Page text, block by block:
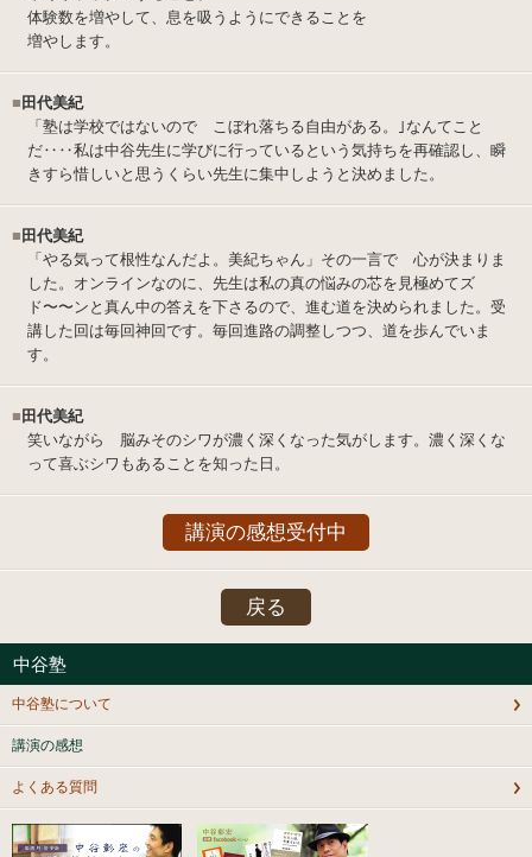
体験数を増やして、息を吸うようにできることを
増やします。
■ 田代美紀
「塾は学校ではないので こぼれ落ちる自由がある。｣なんてこと
だ‥‥私は中谷先生に学びに行っているという気持ちを再確認し、瞬
きすら惜しいと思うくらい先生に集中しようと決めました。
■ 田代美紀
「やる気って根性なんだよ。美紀ちゃん」その一言で 心が決まりま
した。オンラインなのに、先生は私の真の悩みの芯を見極めてズ
ド〜〜ンと真ん中の答えを下さるので、進む道を決められました。受
講した回は毎回神回です。毎回進路の調整しつつ、道を歩んでいま
す。
■ 田代美紀
笑いながら 脳みそのシワが濃く深くなった気がします。濃く深くな
って喜ぶシワもあることを知った日。
講演の感想受付中
戻る
中谷塾
中谷塾について
講演の感想
よくある質問